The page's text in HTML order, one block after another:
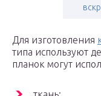
Для изготовления
типа используют
планок могут